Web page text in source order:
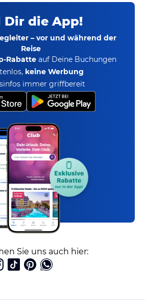
Dir die App!
– vor und während der
Reise
Rabatte auf Deine Buchungen
keine Werbung
immer griffbereit
Sie uns auch hier: